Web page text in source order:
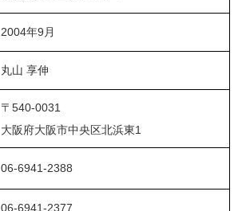
2004年9月
丸山 享伸
〒540-0031
大阪府大阪市中央区北浜東1
06-6941-2388
06-6941-2377